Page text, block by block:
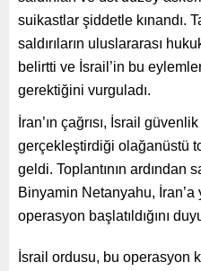
suikastlar şiddetle kınandı.
saldırıların uluslararası
belirtti ve İsrail’in bu
gerektiğini vurguladı.
İran’ın çağrısı, İsrail
gerçekleştirdiği olağanüstü
geldi. Toplantının ardından
Binyamin Netanyahu,
operasyon başlatıldığını
İsrail ordusu, bu operasyon